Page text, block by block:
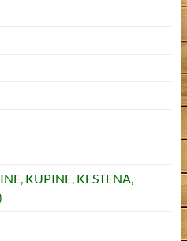
KUPINE, KESTENA,